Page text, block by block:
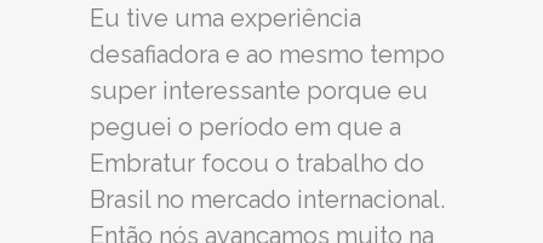
Eu tive uma experiência
desafiadora e ao mesmo tempo
super interessante porque eu
peguei o período em que a
Embratur focou o trabalho do
Brasil no mercado internacional.
Então nós avançamos muito na